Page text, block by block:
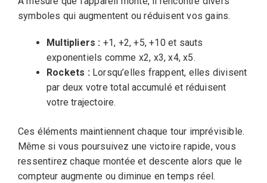
symboles qui augmentent ou réduisent vos gains.
Multipliers : +1, +2, +5, +10 et sauts
exponentiels comme x2, x3, x4, x5.
Rockets :Lorsqu’elles frappent, elles divisent
par deux votre total accumulé et réduisent
votre trajectoire.
Ces éléments maintiennent chaque tour imprévisible.
Même si vous poursuivez une victoire rapide, vous
ressentirez chaque montée et descente alors que le
compteur augmente ou diminue en temps réel.